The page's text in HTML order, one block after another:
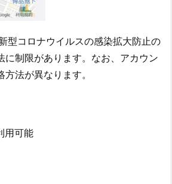
型コロナウイルスの感染拡大防止の
に制限があります。なお、アカウン
方法が異なります。
用可能